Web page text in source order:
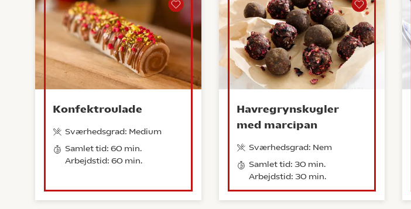
Konfektroulade
Sværhedsgrad: Medium
Samlet tid: 60 min.
Arbejdstid: 60 min.
Havregrynskugler
med marcipan
Sværhedsgrad: Nem
Samlet tid: 30 min.
Arbejdstid: 30 min.